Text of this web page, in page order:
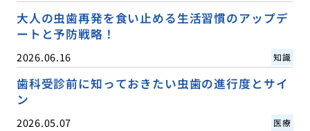
大人の虫歯再発を食い止める生活習慣のアップデ
ートと予防戦略！
2026.06.16 知識
歯科受診前に知っておきたい虫歯の進行度とサイ
ン
2026.05.07 医療